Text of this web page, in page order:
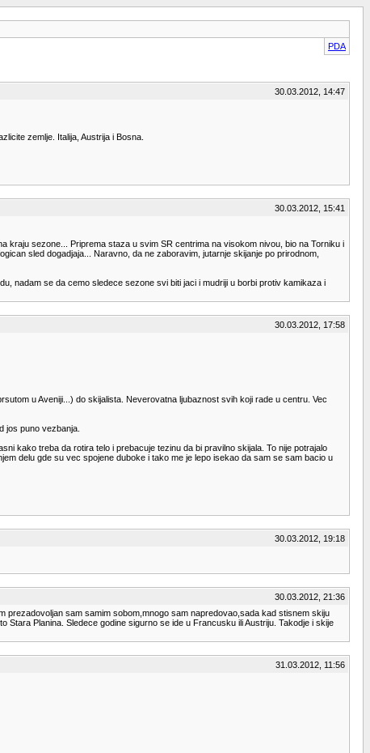
PDA
30.03.2012, 14:47
zemlje. Italija, Austrija i Bosna.
30.03.2012, 15:41
kraju sezone... Priprema staza u svim SR centrima na visokom nivou, bio na Torniku i
sled dogadjaja... Naravno, da ne zaboravim, jutarnje skijanje po prirodnom,
nadam se da cemo sledece sezone svi biti jaci i mudriji u borbi protiv kamikaza i
30.03.2012, 17:58
u Aveniji...) do skijalista. Neverovatna ljubaznost svih koji rade u centru. Vec
jos puno vezbanja.
kako treba da rotira telo i prebacuje tezinu da bi pravilno skijala. To nije potrajalo
delu gde su vec spojene duboke i tako me je lepo isekao da sam se sam bacio u
30.03.2012, 19:18
30.03.2012, 21:36
prezadovoljan sam samim sobom,mnogo sam napredovao,sada kad stisnem skiju
Planina. Sledece godine sigurno se ide u Francusku ili Austriju. Takodje i skije
31.03.2012, 11:56